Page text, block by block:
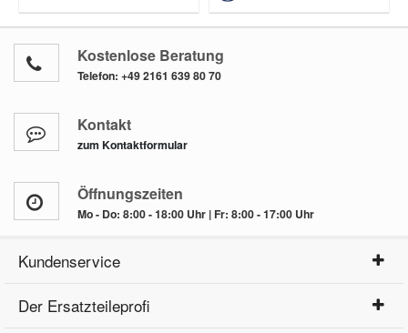
Kostenlose Beratung
Telefon: +49 2161 639 80 70
Kontakt
zum Kontaktformular
Öffnungszeiten
Mo - Do: 8:00 - 18:00 Uhr | Fr: 8:00 - 17:00 Uhr
Kundenservice
Der Ersatzteileprofi